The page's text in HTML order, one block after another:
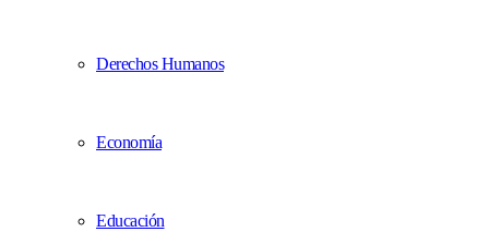
Derechos Humanos
Economía
Educación